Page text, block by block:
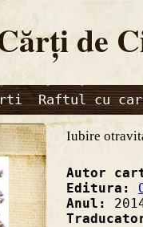
de
Raftul cu
Iubire
Autor
Editura:
Anul: